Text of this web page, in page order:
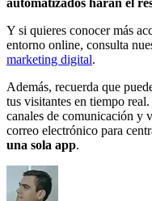
automatizados harán el
Y si quieres conocer más
entorno online, consulta
marketing digital.
Además, recuerda que
tus visitantes en tiempo
canales de comunicación y
correo electrónico para
una sola app.